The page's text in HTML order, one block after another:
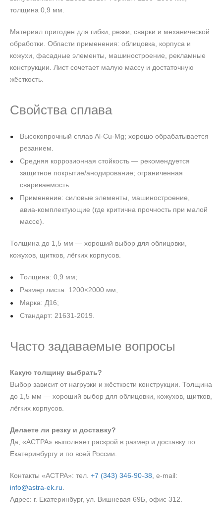
толщина 0,9 мм.
Материал пригоден для гибки, резки, сварки и механической
обработки. Области применения: облицовка, корпуса и
кожухи, фасадные элементы, машиностроение, рекламные
конструкции. Лист сочетает малую массу и достаточную
жёсткость.
Свойства сплава
Высокопрочный сплав Al‑Cu‑Mg; хорошо обрабатывается
резанием.
Средняя коррозионная стойкость — рекомендуется
защитное покрытие/анодирование; ограниченная
свариваемость.
Применение: силовые элементы, машиностроение,
авиа‑комплектующие (где критична прочность при малой
массе).
Толщина до 1,5 мм — хороший выбор для облицовки,
кожухов, щитков, лёгких корпусов.
Толщина: 0,9 мм;
Размер листа: 1200×2000 мм;
Марка: Д16;
Стандарт: 21631-2019.
Часто задаваемые вопросы
Какую толщину выбрать?
Выбор зависит от нагрузки и жёсткости конструкции. Толщина
до 1,5 мм — хороший выбор для облицовки, кожухов, щитков,
лёгких корпусов.
Делаете ли резку и доставку?
Да, «АСТРА» выполняет раскрой в размер и доставку по
Екатеринбургу и по всей России.
Контакты «АСТРА»: тел. +7 (343) 346‑90‑38 , e‑mail:
info@astra-ek.ru
Адрес: г. Екатеринбург, ул. Вишневая 69Б, офис 312.